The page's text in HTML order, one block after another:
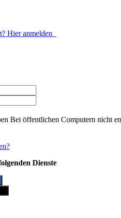
Hier anmelden
Bei öffentlichen Computern nicht
Dienste